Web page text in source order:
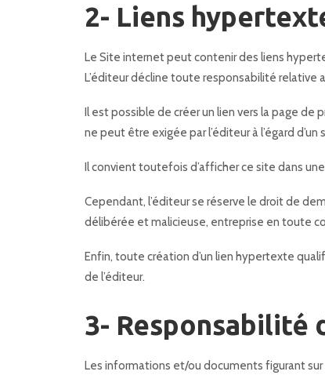
2- Liens
Le Site internet peut contenir des liens
L’éditeur décline toute responsabilité relative
Il est possible de créer un lien vers la page
ne peut être exigée par l’éditeur à l’égard
Il convient toutefois d’afficher ce site dans
Cependant, l’éditeur se réserve le droit de
délibérée et malicieuse, entreprise en toute
Enfin, toute création d’un lien hypertexte
de l’éditeur.
3- Responsabilité
Les informations et/ou documents figurant